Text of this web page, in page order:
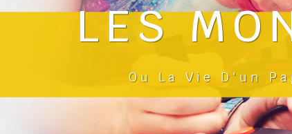
LES
Ou La Vie D'un